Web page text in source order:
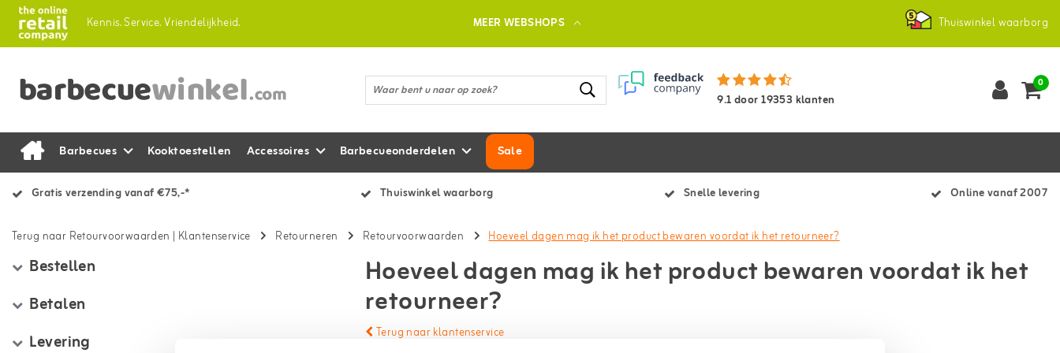
Kennis.Service.Vriendelijkheid. MEER WEBSHOPS Thuiswinkel waarborg
9.1door19353 klanten
0
Barbecues Kooktoestellen Accessoires Barbecueonderdelen Sale
Gratis verzending vanaf €75,-* Thuiswinkel waarborg Snelle levering Online vanaf 2007
Terug naar Retourvoorwaarden | Klantenservice Retourneren Retourvoorwaarden Hoeveel dagen mag ik het product bewaren voordat ik het retourneer?
Bestellen
Betalen
Levering
Hoeveel dagen mag ik het product bewaren voordat ik het
retourneer?
Terug naar klantenservice